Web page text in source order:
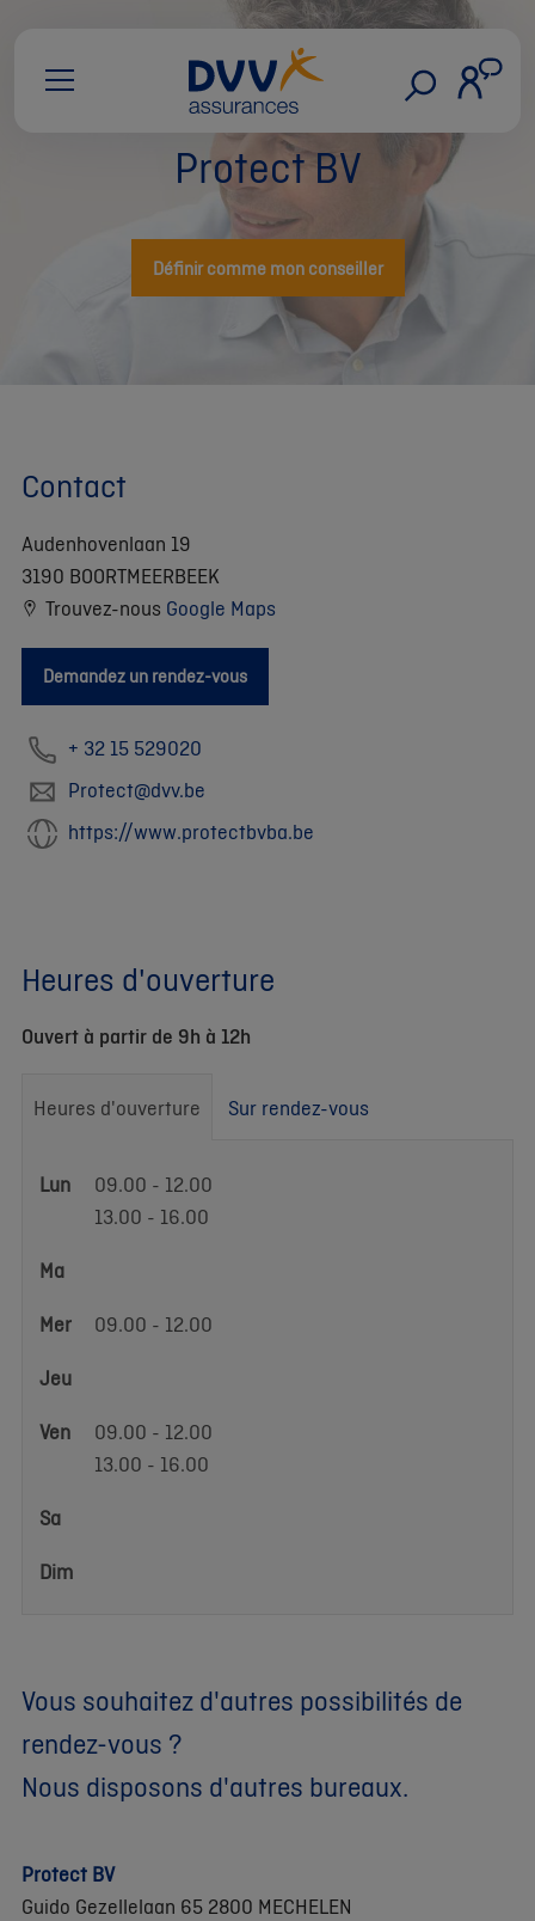
Protect BV
Définir comme mon conseiller
Contact
Audenhovenlaan 19
3190 BOORTMEERBEEK
Trouvez-nous Google Maps
Demandez un rendez-vous
+ 32 15 529020
Protect@dvv.be
https://www.protectbvba.be
Heures d'ouverture
Ouvert à partir de 9h à 12h
Heures d'ouverture Sur rendez-vous
Heures
d'ouverture
Lun
09.00 - 12.00
13.00 - 16.00
Ma
Mer
09.00 - 12.00
Jeu
Ven
09.00 - 12.00
13.00 - 16.00
Sa
Dim
Vous souhaitez d'autres possibilités de
rendez-vous ?
Nous disposons d'autres bureaux.
Protect BV
Guido Gezellelaan 65 2800 MECHELEN